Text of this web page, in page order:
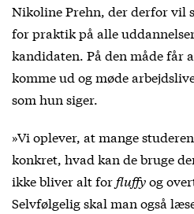
Nikoline Prehn, der derfor vil
for praktik på alle
kandidaten. På den måde får
komme ud og møde
som hun siger.
»Vi oplever, at mange
konkret, hvad kan de bruge
ikke bliver alt for fluffyog
Selvfølgelig skal man også